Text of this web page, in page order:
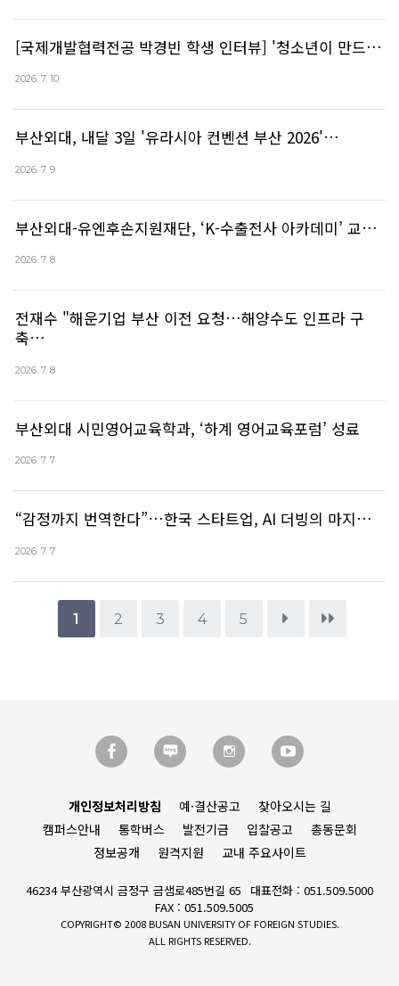
[국제개발협력전공 박경빈 학생 인터뷰] '청소년이 만드…
2026. 7. 10
부산외대, 내달 3일 '유라시아 컨벤션 부산 2026'…
2026. 7. 9
부산외대-유엔후손지원재단, ‘K-수출전사 아카데미’ 교…
2026. 7. 8
전재수 "해운기업 부산 이전 요청…해양수도 인프라 구
축…
2026. 7. 8
부산외대 시민영어교육학과, ‘하계 영어교육포럼’ 성료
2026. 7. 7
“감정까지 번역한다”…한국 스타트업, AI 더빙의 마지…
2026. 7. 7
1 2 3 4 5
개인정보처리방침 예·결산공고
찾아오시는 길
캠퍼스안내
통학버스 발전기금 입찰공고
총동문회
정보공개
원격지원 교내 주요사이트
46234 부산광역시 금정구 금샘로485번길 65
대표전화 : 051.509.5000
FAX : 051.509.5005
COPYRIGHT© 2008 BUSAN UNIVERSITY OF FOREIGN STUDIES.
ALL RIGHTS RESERVED.